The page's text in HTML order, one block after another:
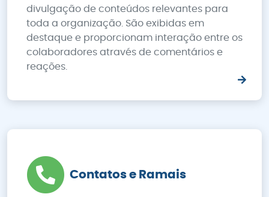
divulgação de conteúdos relevantes para
toda a organização. São exibidas em
destaque e proporcionam interação entre os
colaboradores através de comentários e
reações.
Contatos e Ramais